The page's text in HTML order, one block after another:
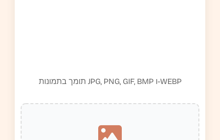
תומך בתמונות JPG, PNG, GIF, BMP ו-WEBP